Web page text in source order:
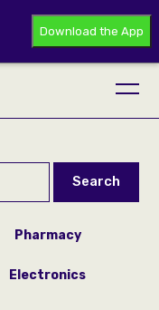
Download the App
Search
Pharmacy
Electronics